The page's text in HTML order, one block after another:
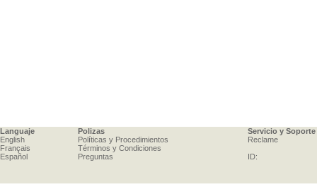
Languaje
English
Français
Español
Polizas
Políticas y Procedimientos
Términos y Condiciones
Preguntas
Servicio y Soporte
Reclame
ID: